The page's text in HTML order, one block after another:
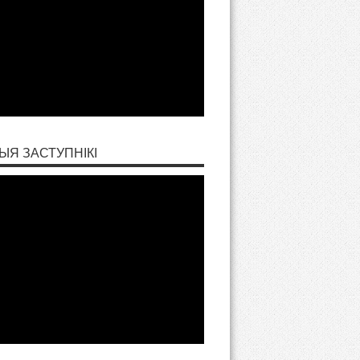
ЗАСТУПНІКІ